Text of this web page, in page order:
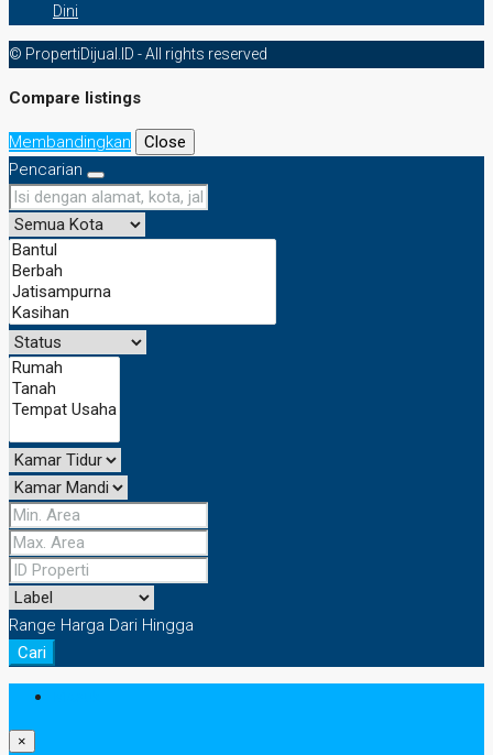
Dini
© PropertiDijual.ID - All rights reserved
Compare listings
Membandingkan
Close
Pencarian
Range Harga Dari Hingga
Cari
×